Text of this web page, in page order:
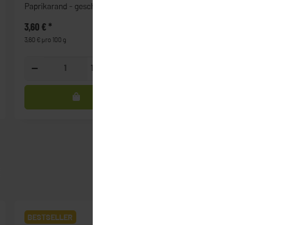
Paprikarand - geschnitten
3,60 €*
3,60 € pro 100 g
100g
BESTSELLER